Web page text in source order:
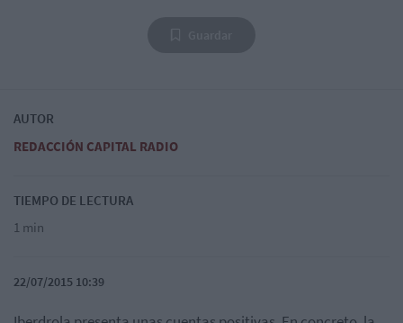
AUTOR
REDACCIÓN CAPITAL RADIO
TIEMPO DE LECTURA
1 min
22/07/2015 10:39